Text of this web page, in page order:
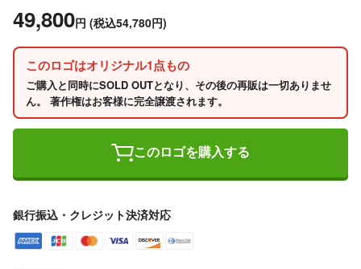
49,800円 (税込54,780円)
このロゴはオリジナル1点もの
ご購入と同時にSOLD OUTとなり、その後の再販は一切ありませ
ん。 著作権はお客様に完全譲渡されます。
このロゴを購入する
銀行振込・クレジット決済対応